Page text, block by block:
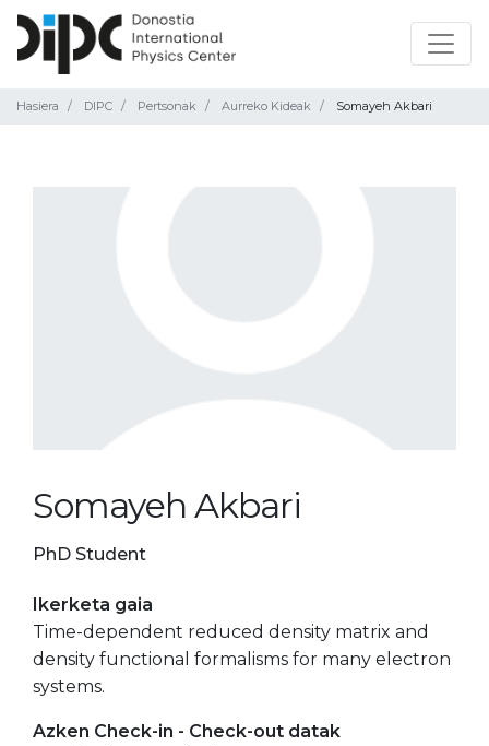
Hasiera DIPC Pertsonak Aurreko Kideak Somayeh Akbari
Somayeh Akbari
PhD Student
Ikerketa gaia
Time-dependent reduced density matrix and
density functional formalisms for many electron
systems.
Azken Check-in - Check-out datak